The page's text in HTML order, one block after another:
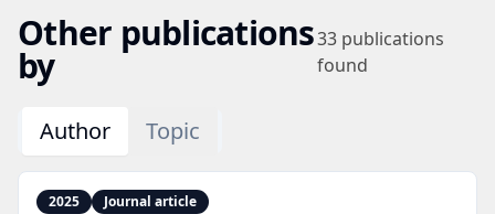
Other publications
by
33 publications
found
Author Topic
2025 Journal article